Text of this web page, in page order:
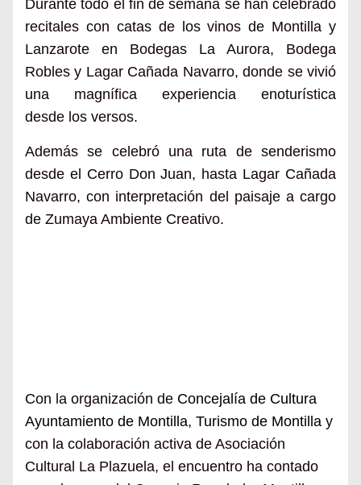
Durante todo el fin de semana se han celebrado
recitales con catas de los vinos de Montilla y
Lanzarote en Bodegas La Aurora, Bodega
Robles y Lagar Cañada Navarro, donde se vivió
una magnífica experiencia enoturística
desde los versos.
Además se celebró una ruta de senderismo
desde el Cerro Don Juan, hasta Lagar Cañada
Navarro, con interpretación del paisaje a cargo
de Zumaya Ambiente Creativo.
Con la organización de Concejalía de Cultura
Ayuntamiento de Montilla, Turismo de Montilla y
con la colaboración activa de Asociación
Cultural La Plazuela, el encuentro ha contado